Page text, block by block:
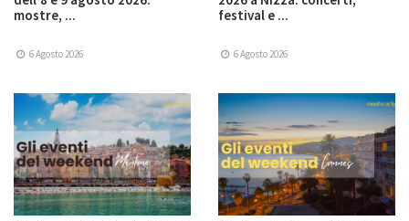
mostre, ...
6 Agosto 2026
festival e ...
6 Agosto 2026